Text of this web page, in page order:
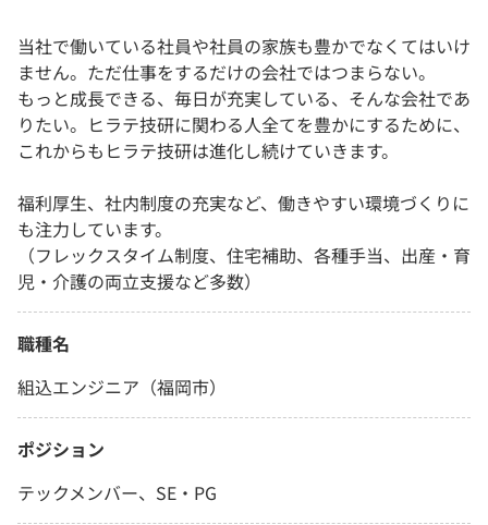
当社で働いている社員や社員の家族も豊かでなくてはいけ
ません。ただ仕事をするだけの会社ではつまらない。
もっと成長できる、毎日が充実している、そんな会社であ
りたい。ヒラテ技研に関わる人全てを豊かにするために、
これからもヒラテ技研は進化し続けていきます。
福利厚生、社内制度の充実など、働きやすい環境づくりに
も注力しています。
（フレックスタイム制度、住宅補助、各種手当、出産・育
児・介護の両立支援など多数）
職種名
組込エンジニア（福岡市）
ポジション
テックメンバー、SE・PG